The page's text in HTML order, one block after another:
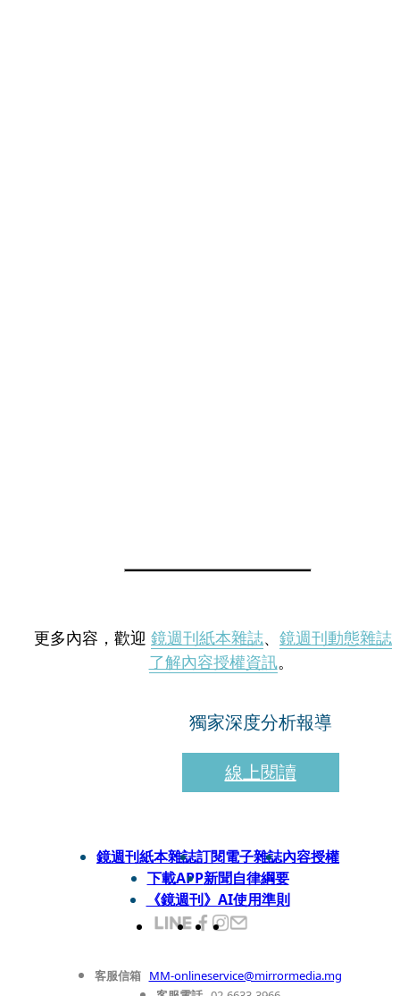
更多內容，歡迎 鏡週刊紙本雜誌、 鏡週刊動態雜誌
了解內容授權資訊。
獨家深度分析報導
線上閱讀
鏡週刊紙本雜誌訂閱電子雜誌內容授權
下載APP新聞自律綱要
《鏡週刊》AI使用準則
客服信箱 MM-onlineservice@mirrormedia.mg